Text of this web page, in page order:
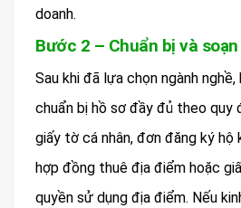
doanh.
Bước 2 – Chuẩn bị và
Sau khi đã lựa chọn ngành
chuẩn bị hồ sơ đầy đủ theo quy
giấy tờ cá nhân, đơn đăng ký hộ
hợp đồng thuê địa điểm hoặc
quyền sử dụng địa điểm. Nếu